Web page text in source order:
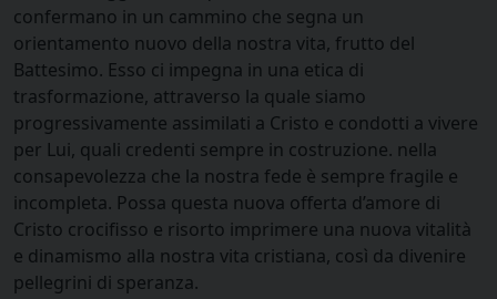
confermano in un cammino che segna un
orientamento nuovo della nostra vita, frutto del
Battesimo. Esso ci impegna in una etica di
trasformazione, attraverso la quale siamo
progressivamente assimilati a Cristo e condotti a vivere
per Lui, quali credenti sempre in costruzione. nella
consapevolezza che la nostra fede è sempre fragile e
incompleta. Possa questa nuova offerta d’amore di
Cristo crocifisso e risorto imprimere una nuova vitalità
e dinamismo alla nostra vita cristiana, così da divenire
pellegrini di speranza.